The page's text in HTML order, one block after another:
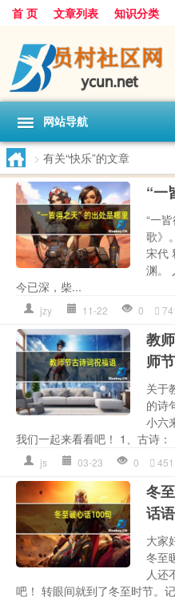
首 页 文章列表 知识分类
网站导航
> 有关“快乐”的文章
“一
“一
歌》
宋代
渊。
今已深，柴...
jzy 11-22 0
教
师
关于
的诗
小六
我们一起来看看吧！ 1、古诗
js 03-23 0 451
冬
话语
大家
冬至
人还
吧！ 转眼间就到了冬至时节。